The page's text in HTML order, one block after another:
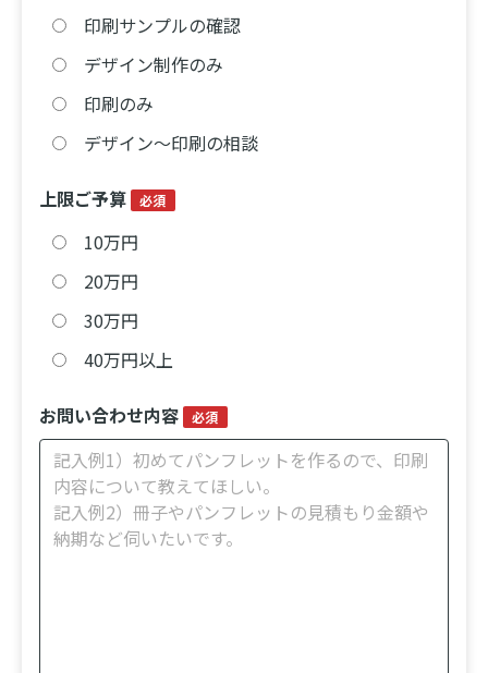
印刷サンプルの確認
デザイン制作のみ
印刷のみ
デザイン〜印刷の相談
上限ご予算 必須
10万円
20万円
30万円
40万円以上
お問い合わせ内容 必須